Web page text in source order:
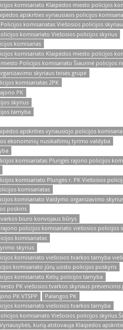
komisariato Klaipėdos miesto policijos
apskrities vyriausiasis policijos
komisariatas Viešosios policijos
komisariato Viešosios policijos skyrius
komisarias
komisariato Klaipėdos miesto policijos
Policijos komisariato Šiaurinė policijos
skyriaus teisės grupė
komisariatas 2PK
PK
skyrius
tarnyba
apskrities vyriausiojo policijos
ekonominių nusikaltimų tyrimo valdyba
komisariatas Plungės rajono policijos
komisariato Plungės r. PK Viešosios
komisariatas
komisariato Valdymo organizavimo
poskiris
biuro konvojaus būrys
policijos komisariato viešosios policijos
komisariatas
skyrius
komisariato viešosios tvarkos tarnyba
komisariato jūrų uosto policijos poskyris
komisariato Kelių policijos tarnyba
PK viešosios tvarkos skyriaus prevencinis
PK VTSPP
Palangos PK
komisariato viešosios tvarkos tarnyba
komisariato Viešosios policijos skyrius
kurią atstovauja Klaipėdos